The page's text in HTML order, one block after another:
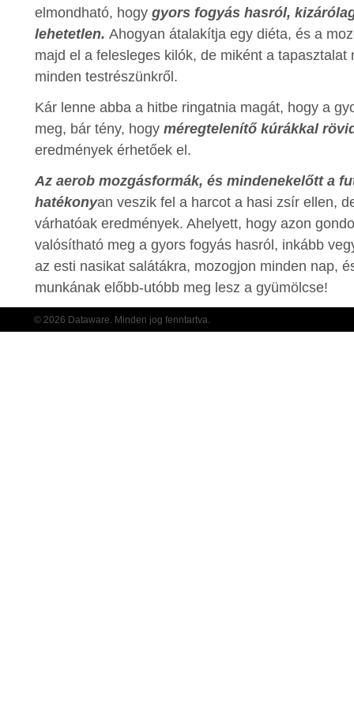
elmondható, hogy gyors fogyás hasról,
lehetetlen. Ahogyan átalakítja egy diéta, és a
majd el a felesleges kilók, de miként a tapasztalat
minden testrészünkről.
Kár lenne abba a hitbe ringatnia magát, hogy a
meg, bár tény, hogy méregtelenítő kúrákkal
eredmények érhetőek el.
Az aerob mozgásformák, és mindenekelőtt a
hatékonyan veszik fel a harcot a hasi zsír ellen,
várhatóak eredmények. Ahelyett, hogy azon
valósítható meg a gyors fogyás hasról, inkább
az esti nasikat salátákra, mozogjon minden nap,
munkának előbb-utóbb meg lesz a gyümölcse!
© 2026 Dataware. Minden jog fenntartva.